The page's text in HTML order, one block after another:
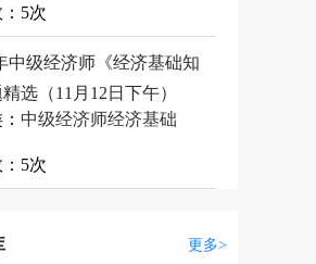
5次
中级经济师《经济基础知
选（11月12日下午）
中级经济师经济基础
5次
更多>